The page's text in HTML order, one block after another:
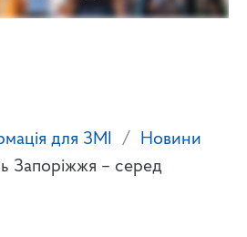
для ЗМІ
Новини
Запоріжжя – серед